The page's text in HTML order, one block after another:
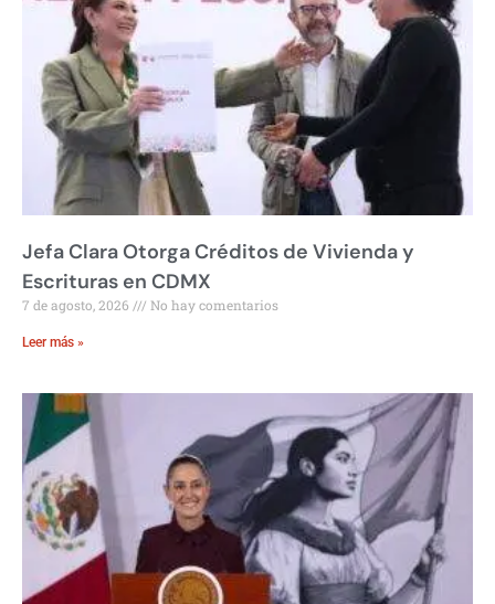
Jefa Clara Otorga Créditos de Vivienda y
Escrituras en CDMX
7 de agosto, 2026 No hay comentarios
Leer más »